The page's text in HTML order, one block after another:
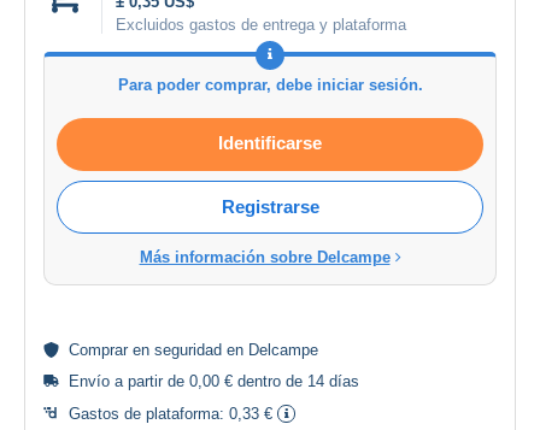
Excluidos gastos de entrega y plataforma
Para poder comprar, debe iniciar sesión.
Identificarse
Registrarse
Más información sobre Delcampe
Comprar en seguridad en Delcampe
Envío a partir de 0,00 € dentro de 14 días
Gastos de plataforma: 0,33 €